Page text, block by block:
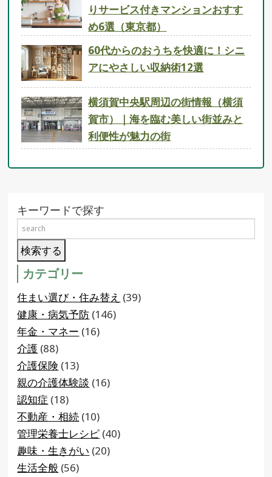
りサービス付きマンションおすす
め6選（東京都）
60代からのおうちを快適に！シニ
アにやさしい収納術12選
横須賀中央駅周辺の街情報（横須
賀市）｜海を臨む美しい街並みと
利便性が魅力の街
キーワードで探す
カテゴリー
住まい選び・住み替え (39)
健康・病気予防 (146)
年金・マネー (16)
介護 (88)
介護保険 (13)
親の介護体験談 (16)
認知症 (18)
不動産・相続 (10)
管理栄養士レシピ (40)
趣味・生きがい (20)
生活全般 (56)